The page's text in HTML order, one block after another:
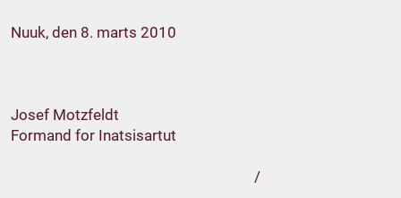
Nuuk, den 8. marts 2010
Josef Motzfeldt
Formand for Inatsisartut
/